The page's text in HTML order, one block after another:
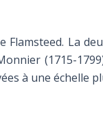
La
(1715-
à une échelle